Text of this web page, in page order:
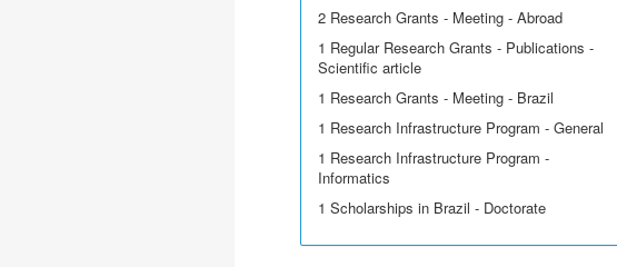
2 Research Grants - Meeting - Abroad
1 Regular Research Grants - Publications -
Scientific article
1 Research Grants - Meeting - Brazil
1 Research Infrastructure Program - General
1 Research Infrastructure Program -
Informatics
1 Scholarships in Brazil - Doctorate